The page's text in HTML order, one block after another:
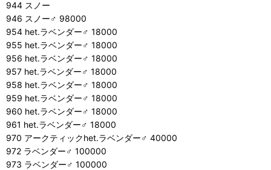
944 スノー
946 スノー♂ 98000
954 het.ラベンダー♂ 18000
955 het.ラベンダー♂ 18000
956 het.ラベンダー♂ 18000
957 het.ラベンダー♂ 18000
958 het.ラベンダー♂ 18000
959 het.ラベンダー♂ 18000
960 het.ラベンダー♂ 18000
961 het.ラベンダー♂ 18000
970 アークティックhet.ラベンダー♂ 40000
972 ラベンダー♂ 100000
973 ラベンダー♂ 100000